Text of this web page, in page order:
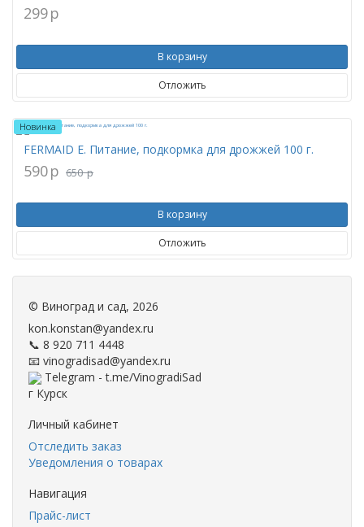
299p
В корзину
Отложить
Новинка
FERMAID E. Питание, подкормка для дрожжей 100 г.
590p 650 p
В корзину
Отложить
© Виноград и сад, 2026
kon.konstan@yandex.ru
📞 8 920 711 4448
📧 vinogradisad@yandex.ru
Telegram - t.me/VinogradiSad
г Курск
Личный кабинет
Отследить заказ
Уведомления о товарах
Навигация
Прайс-лист